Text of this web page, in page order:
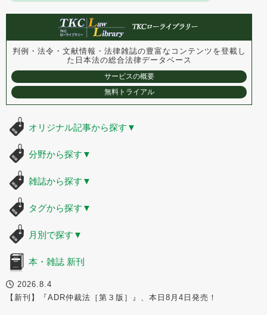
判例・法令・文献情報・法律雑誌の豊富なコンテンツを登載し
た 日本法の総合法律データベース
サービスの概要
無料トライアル
オリジナル記事から探す ▼
分野から探す ▼
雑誌から探す ▼
タグから探す ▼
月別で探す ▼
本・雑誌 新刊
2026.8.4
【新刊】『ADR仲裁法［第３版］』、本日8月4日発売！